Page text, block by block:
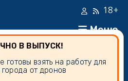
Меню
18+
В ВЫПУСК!
готовы взять на работу для
от дронов